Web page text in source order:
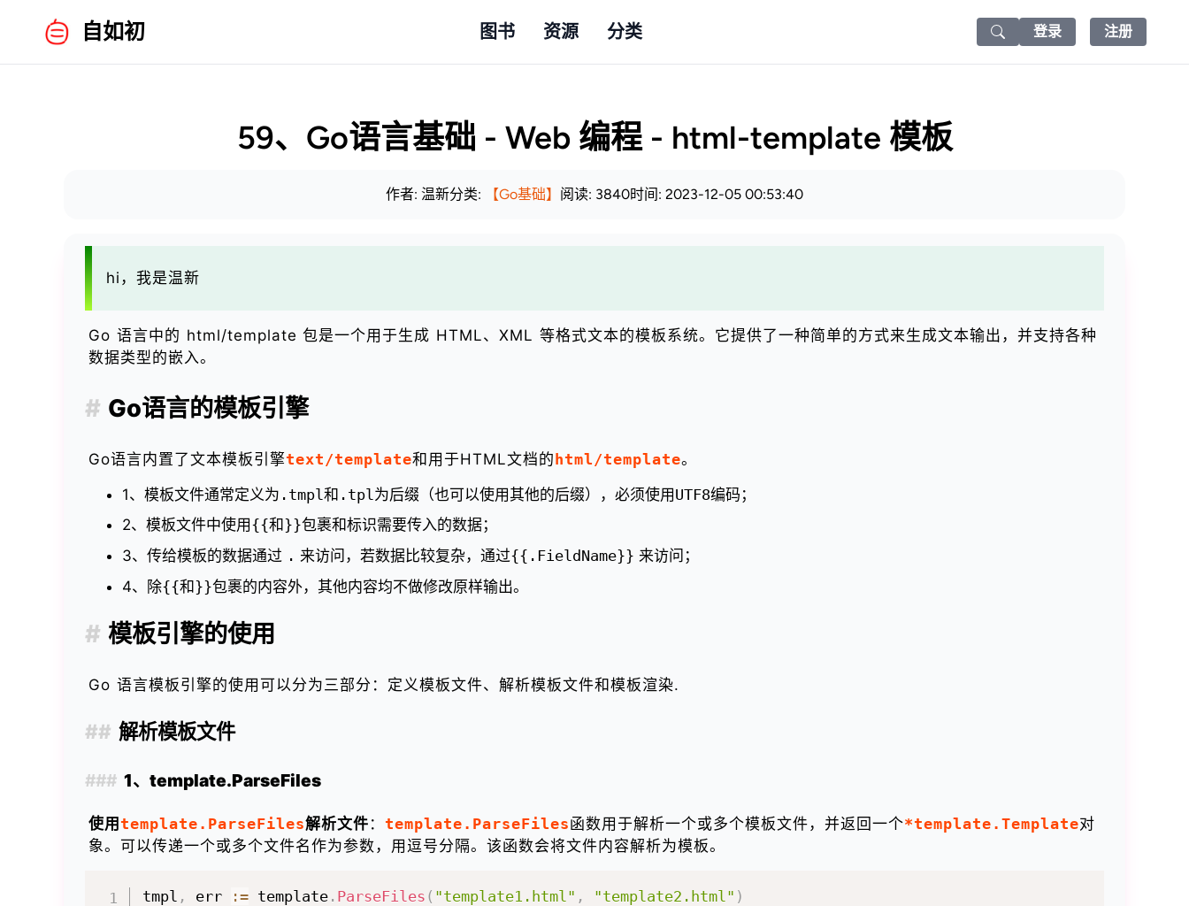
自如初
Search icon
登录 注册
图书 资源 分类
59、Go语言基础 - Web 编程 - html-template 模板
作者: 温新分类: 【Go基础】 阅读: 3840时间: 2023-12-05 00:53:40
hi，我是温新
Go 语言中的 html/template 包是一个用于生成 HTML、XML 等格式文本的模板系统。它提供了一种简单的方式来生成文本输出，并支持各种
数据类型的嵌入。
Go语言的模板引擎
Go语言内置了文本模板引擎text/template和用于HTML文档的html/template。
1、模板文件通常定义为 .tmpl 和 .tpl 为后缀（也可以使用其他的后缀），必须使用UTF8编码；
2、模板文件中使用 {{和 }}包裹和标识需要传入的数据；
3、传给模板的数据通过 . 来访问，若数据比较复杂，通过{{.FieldName}} 来访问；
4、除{{和}}包裹的内容外，其他内容均不做修改原样输出。
模板引擎的使用
Go 语言模板引擎的使用可以分为三部分：定义模板文件、解析模板文件和模板渲染.
解析模板文件
1、template.ParseFiles
使用 template.ParseFiles解析文件 ： template.ParseFiles函数用于解析一个或多个模板文件，并返回一个*template.Template对
象。可以传递一个或多个文件名作为参数，用逗号分隔。该函数会将文件内容解析为模板。
tmpl , err := template. ParseFiles ( "template1.html" , "template2.html" )